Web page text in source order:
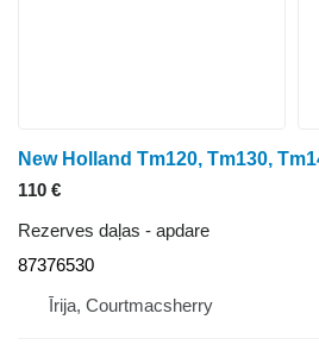
110 €
Rezerves daļas - apdare
87376530
Īrija, Courtmacsherry